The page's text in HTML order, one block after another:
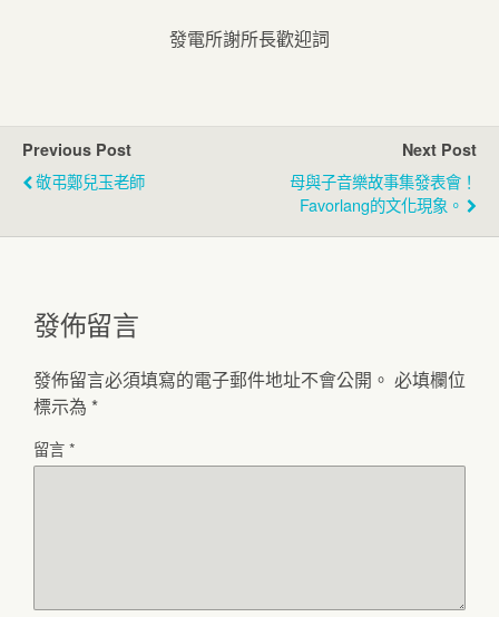
發電所謝所長歡迎詞
Previous Post
敬弔鄭兒玉老師
Next Post
母與子音樂故事集發表會！
Favorlang的文化現象。
發佈留言
發佈留言必須填寫的電子郵件地址不會公開。 必填欄位
標示為 *
留言*